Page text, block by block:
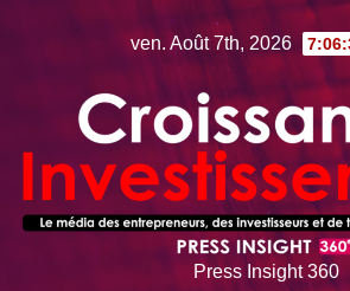
ven. Août 7th, 2026
Press Insight 360